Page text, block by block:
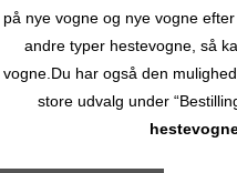
på nye vogne og nye vogne
andre typer hestevogne, så
vogne.Du har også den
store udvalg under